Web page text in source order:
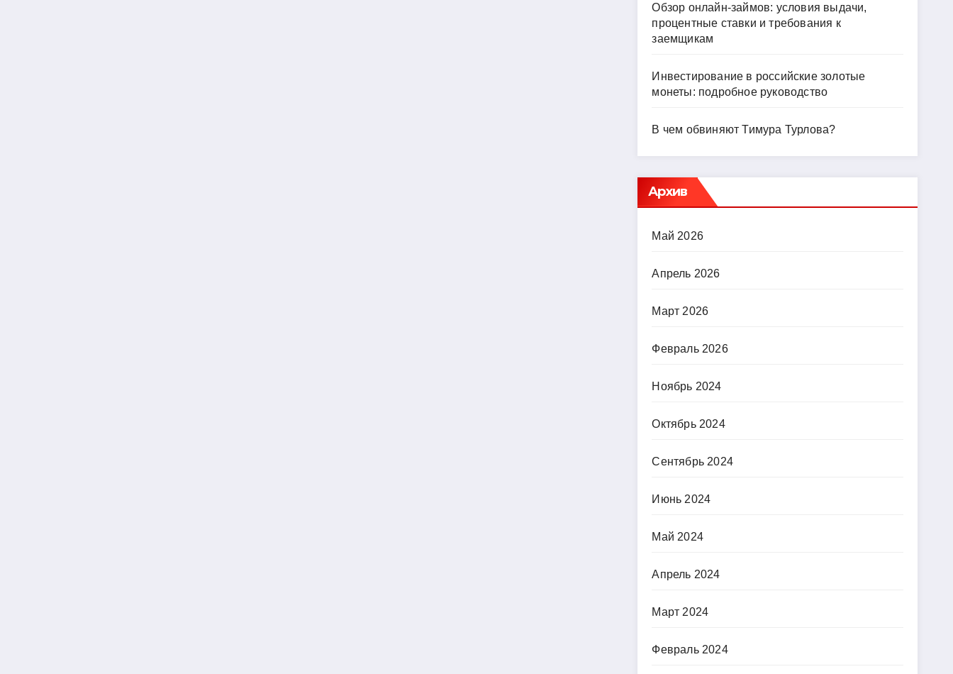
Обзор онлайн-займов: условия выдачи,
процентные ставки и требования к
заемщикам
Инвестирование в российские золотые
монеты: подробное руководство
В чем обвиняют Тимура Турлова?
Архив
Май 2026
Апрель 2026
Март 2026
Февраль 2026
Ноябрь 2024
Октябрь 2024
Сентябрь 2024
Июнь 2024
Май 2024
Апрель 2024
Март 2024
Февраль 2024